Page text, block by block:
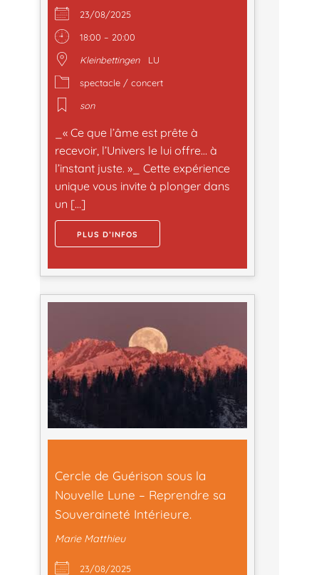
23/08/2025
18:00 – 20:00
Kleinbettingen
LU
spectacle / concert
son
_« Ce que l’âme est prête à
recevoir, l’Univers le lui offre… à
l’instant juste. »_ Cette expérience
unique vous invite à plonger dans
un […]
PLUS D’INFOS
Cercle de Guérison sous la
Nouvelle Lune – Reprendre sa
Souveraineté Intérieure.
Marie Matthieu
23/08/2025